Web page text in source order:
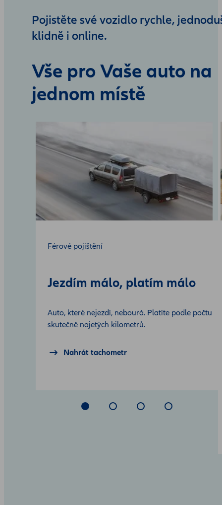
Pojistěte své vozidlo rychle,
klidně i online.
Vše pro Vaše auto na
jednom místě
Férové pojištění
Jezdím málo, platím málo
Auto, které nejezdí, nebourá. Platíte podle počtu
skutečně najetých kilometrů.
Nahrát tachometr